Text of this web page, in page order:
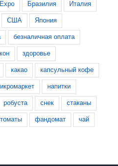
Бразилия Италия
США Япония
безналичная оплата
здоровье
какао капсульный кофе
напитки
робуста снек стаканы
фандомат чай